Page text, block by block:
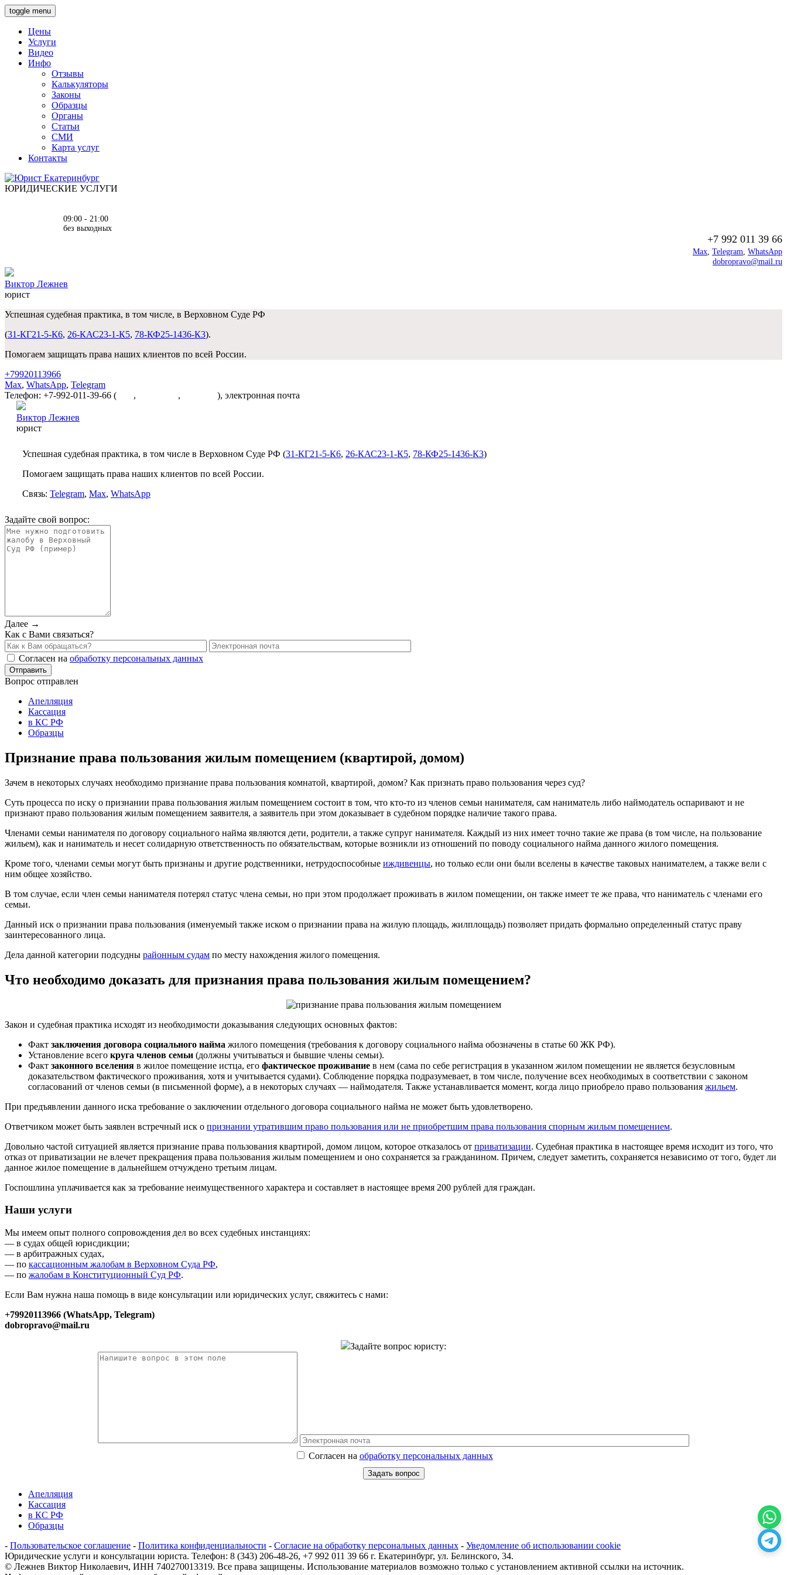
toggle menu
Цены
Услуги
Видео
Инфо
Отзывы
Калькуляторы
Законы
Образцы
Органы
Статьи
СМИ
Карта услуг
Контакты
ЮРИДИЧЕСКИЕ УСЛУГИ
09:00 - 21:00
без выходных
+7 992 011 39 66
Max, Telegram, WhatsApp
dobropravo@mail.ru
Виктор Лежнев
юрист
Успешная судебная практика, в том числе, в Верховном Суде РФ
(31-КГ21-5-К6, 26-КАС23-1-К5, 78-КФ25-1436-К3).
Помогаем защищать права наших клиентов по всей России.
+79920113966
Max, WhatsApp, Telegram
Телефон: +7-992-011-39-66 (
, , ), электронная почта
Виктор Лежнев
юрист
Успешная судебная практика, в том числе в Верховном Суде РФ (31-КГ21-5-К6, 26-КАС23-1-К5, 78-КФ25-1436-К3)
Помогаем защищать права наших клиентов по всей России.
Связь: Telegram, Max, WhatsApp
Задайте свой вопрос:
Далее →
Как с Вами связаться?
Согласен на обработку персональных данных
Вопрос отправлен
Апелляция
Кассация
в КС РФ
Образцы
Признание права пользования жилым помещением (квартирой, домом)
Зачем в некоторых случаях необходимо признание права пользования комнатой, квартирой, домом? Как признать право пользования через суд?
Суть процесса по иску о признании права пользования жилым помещением состоит в том, что кто-то из членов семьи нанимателя, сам наниматель либо наймодатель оспаривают и не
признают право пользования жилым помещением заявителя, а заявитель при этом доказывает в судебном порядке наличие такого права.
Членами семьи нанимателя по договору социального найма являются дети, родители, а также супруг нанимателя. Каждый из них имеет точно такие же права (в том числе, на пользование
жильем), как и наниматель и несет солидарную ответственность по обязательствам, которые возникли из отношений по поводу социального найма данного жилого помещения.
Кроме того, членами семьи могут быть признаны и другие родственники, нетрудоспособные иждивенцы, но только если они были вселены в качестве таковых нанимателем, а также вели с
ним общее хозяйство.
В том случае, если член семьи нанимателя потерял статус члена семьи, но при этом продолжает проживать в жилом помещении, он также имеет те же права, что наниматель с членами его
семьи.
Данный иск о признании права пользования (именуемый также иском о признании права на жилую площадь, жилплощадь) позволяет придать формально определенный статус праву
заинтересованного лица.
Дела данной категории подсудны районным судам по месту нахождения жилого помещения.
Что необходимо доказать для признания права пользования жилым помещением?
Закон и судебная практика исходят из необходимости доказывания следующих основных фактов:
Факт заключения договора социального найма жилого помещения (требования к договору социального найма обозначены в статье 60 ЖК РФ).
Установление всего круга членов семьи (должны учитываться и бывшие члены семьи).
Факт законного вселения в жилое помещение истца, его фактическое проживание в нем (сама по себе регистрация в указанном жилом помещении не является безусловным
доказательством фактического проживания, хотя и учитывается судами). Соблюдение порядка подразумевает, в том числе, получение всех необходимых в соответствии с законом
согласований от членов семьи (в письменной форме), а в некоторых случаях — наймодателя. Также устанавливается момент, когда лицо приобрело право пользования жильем.
При предъявлении данного иска требование о заключении отдельного договора социального найма не может быть удовлетворено.
Ответчиком может быть заявлен встречный иск о признании утратившим право пользования или не приобретшим права пользования спорным жилым помещением.
Довольно частой ситуацией является признание права пользования квартирой, домом лицом, которое отказалось от приватизации. Судебная практика в настоящее время исходит из того, что
отказ от приватизации не влечет прекращения права пользования жилым помещением и оно сохраняется за гражданином. Причем, следует заметить, сохраняется независимо от того, будет ли
данное жилое помещение в дальнейшем отчуждено третьим лицам.
Госпошлина уплачивается как за требование неимущественного характера и составляет в настоящее время 200 рублей для граждан.
Наши услуги
Мы имеем опыт полного сопровождения дел во всех судебных инстанциях:
— в судах общей юрисдикции;
— в арбитражных судах,
— по кассационным жалобам в Верховном Суда РФ,
— по жалобам в Конституционный Суд РФ.
Если Вам нужна наша помощь в виде консультации или юридических услуг, свяжитесь с нами:
+79920113966 (WhatsApp, Telegram)
dobropravo@mail.ru
Задайте вопрос юристу:
Согласен на обработку персональных данных
Апелляция
Кассация
в КС РФ
Образцы
- Пользовательское соглашение - Политика конфиденциальности - Согласие на обработку персональных данных - Уведомление об использовании cookie
Юридические услуги и консультации юриста. Телефон: 8 (343) 206-48-26, +7 992 011 39 66 г. Екатеринбург, ул. Белинского, 34.
© Лежнев Виктор Николаевич, ИНН 740270013319. Все права защищены. Использование материалов возможно только с установлением активной ссылки на источник.